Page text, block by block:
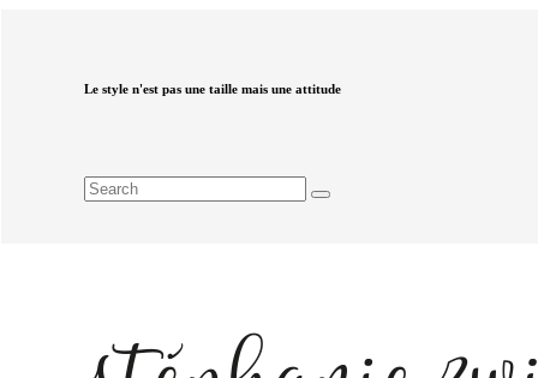
Le style n'est pas une taille mais une attitude